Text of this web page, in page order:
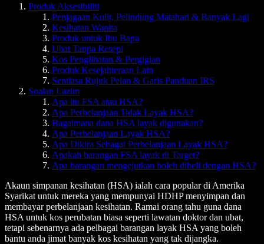
Produk Aksesibiliti
Penjagaan Kulit, Pelindung Matahari & Banyak Lagi
Kesihatan Wanita
Produk untuk Ibu Bapa
Ubat Tanpa Resepi
Kos Penglihatan & Pergigian
Produk Kesejahteraan Lain
Sentiasa Rujuk Pelan & Garis Panduan IRS
Soalan Lazim
Apa itu FSA atau HSA?
Apa Perbelanjaan Tidak Layak HSA?
Bagaimana dana HSA layak digunakan?
Apa Perbelanjaan Layak HSA?
Apa Dikira Sebagai Perbelanjaan Layak HSA?
Apakah barangan FSA layak di Target?
Apa barangan mengejutkan boleh dibeli dengan HSA?
Akaun simpanan kesihatan (HSA) ialah cara popular di Amerika
Syarikat untuk mereka yang mempunyai HDHP menyimpan dan
membayar perbelanjaan kesihatan. Ramai orang tahu guna dana
HSA untuk kos perubatan biasa seperti lawatan doktor dan ubat,
tetapi sebenarnya ada pelbagai barangan layak HSA yang boleh
bantu anda jimat banyak kos kesihatan yang tak dijangka.